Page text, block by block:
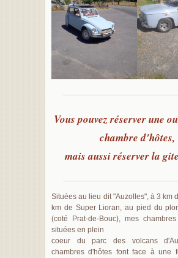
Vous pouvez réserver une
chambre d'hôtes,
mais aussi réserver la
Situées au lieu dit "Auzolles", à 3 km
km de Super Lioran, au pied du
(coté Prat-de-Bouc), mes
situées en plein
coeur du parc des volcans
chambres d'hôtes font face à une